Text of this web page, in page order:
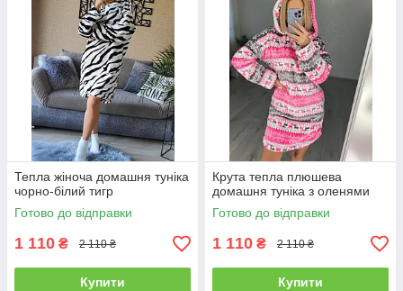
Тепла жіноча домашня туніка
чорно-білий тигр
Готово до відправки
1 110 ₴ 2 110 ₴
Купити
Крута тепла плюшева
домашня туніка з оленями
Готово до відправки
1 110 ₴ 2 110 ₴
Купити